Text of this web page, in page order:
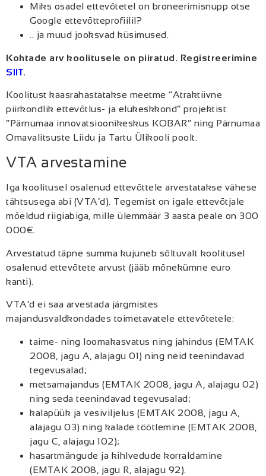
Miks osadel ettevõtetel on broneerimisnupp otse
Google ettevõtteprofiilil?
.. ja muud jooksvad küsimused.
Kohtade arv koolitusele on piiratud. Registreerimine
SIIT.
Koolitust kaasrahastatakse meetme “Atraktiivne
piirkondlik ettevõtlus- ja elukeskkond” projektist
“Pärnumaa innovatsioonikeskus KOBAR” ning Pärnumaa
Omavalitsuste Liidu ja Tartu Ülikooli poolt.
VTA arvestamine
Iga koolitusel osalenud ettevõttele arvestatakse vähese
tähtsusega abi (VTA’d). Tegemist on igale ettevõtjale
mõeldud riigiabiga, mille ülemmäär 3 aasta peale on 300
000€.
Arvestatud täpne summa kujuneb sõltuvalt koolitusel
osalenud ettevõtete arvust (jääb mõnekümne euro
kanti).
VTA’d ei saa arvestada järgmistes
majandusvaldkondades toimetavatele ettevõtetele:
taime- ning loomakasvatus ning jahindus (EMTAK
2008, jagu A, alajagu 01) ning neid teenindavad
tegevusalad;
metsamajandus (EMTAK 2008, jagu A, alajagu 02)
ning seda teenindavad tegevusalad;
kalapüük ja vesiviljelus (EMTAK 2008, jagu A,
alajagu 03) ning kalade töötlemine (EMTAK 2008,
jagu C, alajagu 102);
hasartmängude ja kihlvedude korraldamine
(EMTAK 2008, jagu R, alajagu 92).